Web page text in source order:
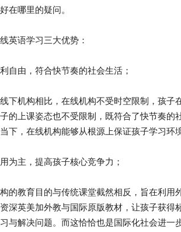
在哪里的疑问。
语学习三大优势：
由，符合快节奏的社会生活；
机构相比，在线机构不受时空限制，孩子
的上课姿态也不受限制，既符合了快节奏
下，在线机构能够从根源上保证孩子学习环
主，提高孩子核心竞争力；
教育目的与传统课堂截然相反，旨在利用
深英美加外教与国际原版教材，让孩子获
与解决问题。而这恰恰也是国际化社会进一